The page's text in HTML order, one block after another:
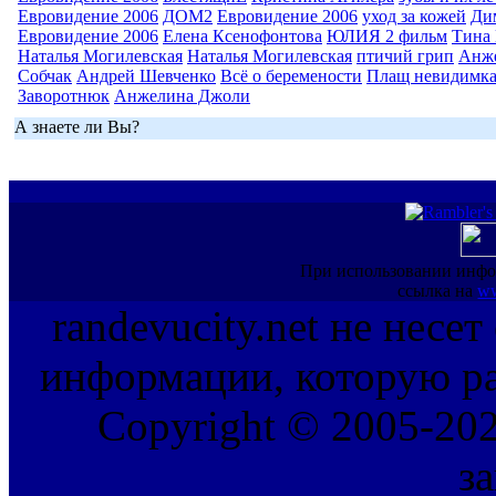
Евровидение 2006 ДОМ2 Евровидение 2006 уход за кожей
Евровидение 2006 Елена Ксенофонтова ЮЛИЯ 2 фильм Тина
Наталья Могилевская Наталья Могилевская птичий грип
Собчак Андрей Шевченко Всё о беремености Плащ невидимка
Заворотнюк Анжелина Джоли
А знаете ли Вы?
При использовании
ссылка на
randevucity.net не несет
информации, которую
Copyright © 2005-